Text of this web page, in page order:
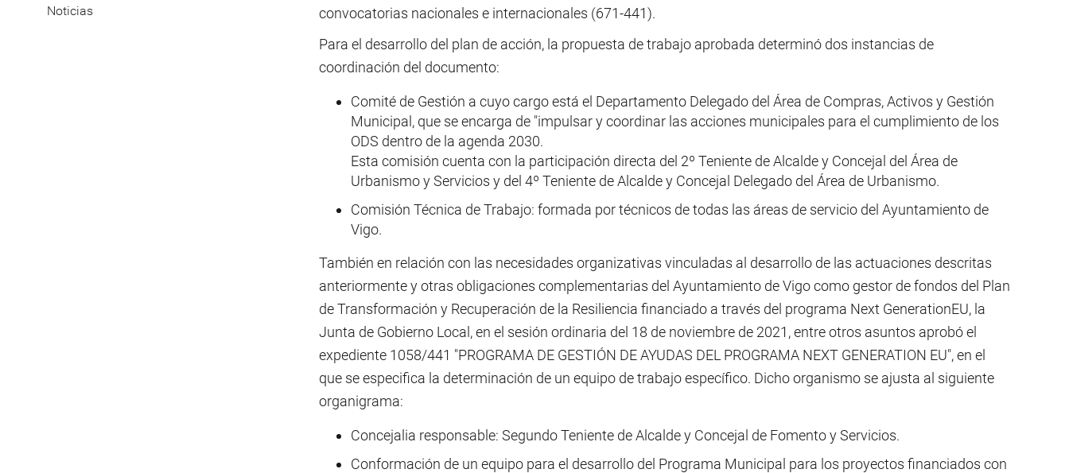
convocatorias nacionales e internacionales (671-441).
Para el desarrollo del plan de acción, la propuesta de trabajo aprobada determinó dos instancias de
coordinación del documento:
Comité de Gestión a cuyo cargo está el Departamento Delegado del Área de Compras, Activos y Gestión
Municipal, que se encarga de "impulsar y coordinar las acciones municipales para el cumplimiento de los
ODS dentro de la agenda 2030.
Esta comisión cuenta con la participación directa del 2º Teniente de Alcalde y Concejal del Área de
Urbanismo y Servicios y del 4º Teniente de Alcalde y Concejal Delegado del Área de Urbanismo.
Comisión Técnica de Trabajo: formada por técnicos de todas las áreas de servicio del Ayuntamiento de
Vigo.
También en relación con las necesidades organizativas vinculadas al desarrollo de las actuaciones descritas
anteriormente y otras obligaciones complementarias del Ayuntamiento de Vigo como gestor de fondos del Plan
de Transformación y Recuperación de la Resiliencia financiado a través del programa Next GenerationEU, la
Junta de Gobierno Local, en el sesión ordinaria del 18 de noviembre de 2021, entre otros asuntos aprobó el
expediente 1058/441 "PROGRAMA DE GESTIÓN DE AYUDAS DEL PROGRAMA NEXT GENERATION EU", en el
que se especifica la determinación de un equipo de trabajo específico. Dicho organismo se ajusta al siguiente
organigrama:
Concejalia responsable: Segundo Teniente de Alcalde y Concejal de Fomento y Servicios.
Conformación de un equipo para el desarrollo del Programa Municipal para los proyectos financiados con
Noticias